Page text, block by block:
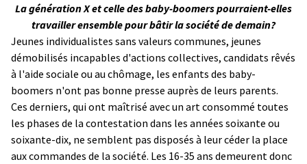
La génération X et celle des baby-boomers pourraient-elles
travailler ensemble pour bâtir la société de demain?
Jeunes individualistes sans valeurs communes, jeunes
démobilisés incapables d'actions collectives, candidats rêvés
à l'aide sociale ou au chômage, les enfants des baby-
boomers n'ont pas bonne presse auprès de leurs parents.
Ces derniers, qui ont maîtrisé avec un art consommé toutes
les phases de la contestation dans les années soixante ou
soixante-dix, ne semblent pas disposés à leur céder la place
aux commandes de la société. Les 16-35 ans demeurent donc